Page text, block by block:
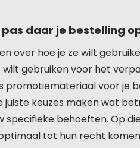
daar je bestelling
over hoe je ze wilt
gebruiken voor het
promotiemateriaal voor je
juiste keuzes maken wat
specifieke behoeften. Op
tot hun recht